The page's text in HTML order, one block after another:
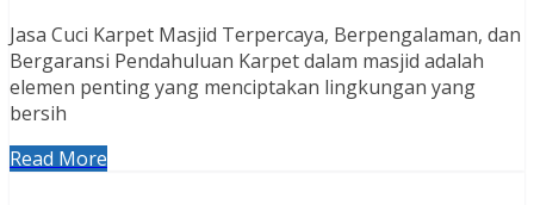
Jasa Cuci Karpet Masjid Terpercaya, Berpengalaman, dan
Bergaransi Pendahuluan Karpet dalam masjid adalah
elemen penting yang menciptakan lingkungan yang
bersih
Read More